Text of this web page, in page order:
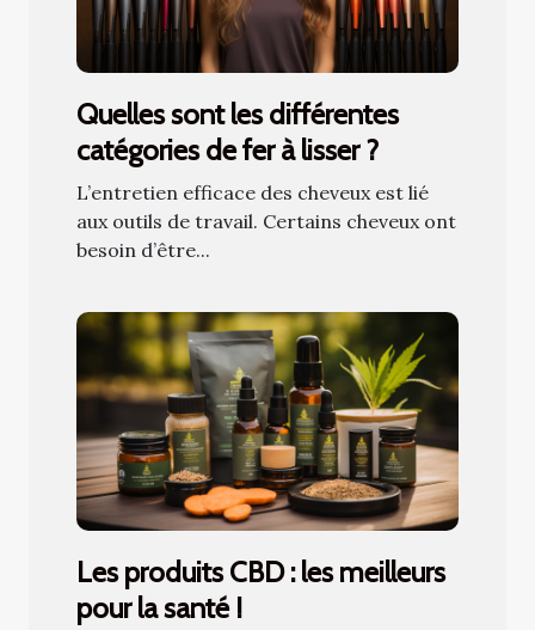
Quelles sont les différentes
catégories de fer à lisser ?
L’entretien efficace des cheveux est lié
aux outils de travail. Certains cheveux ont
besoin d’être...
Les produits CBD : les meilleurs
pour la santé !